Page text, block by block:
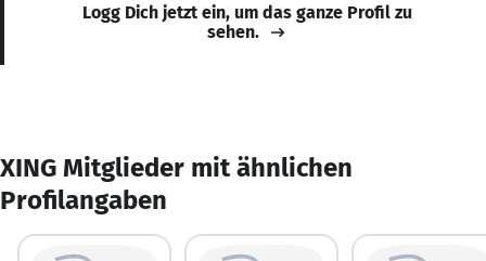
Logg Dich jetzt ein, um das ganze Profil zu
sehen.
XING Mitglieder mit ähnlichen
Profilangaben